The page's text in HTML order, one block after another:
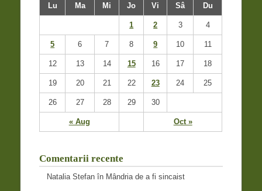
Lu
Ma Mi Jo Vi Sâ Du
« Aug Oct »
1 2 3 4
5 6 7 8 9 10 11
12 13 14 15 16 17 18
19 20 21 22 23 24 25
26 27 28 29 30
Comentarii recente
Natalia Stefan în Mândria de a fi sincaist